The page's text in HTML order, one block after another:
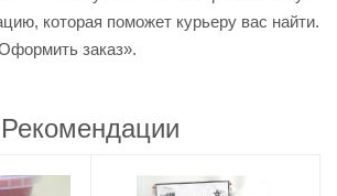
которая поможет курьеру вас найти.
заказ».
Рекомендации